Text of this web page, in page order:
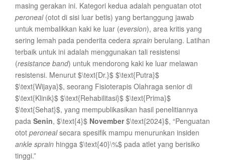
masing gerakan ini. Kategori kedua adalah penguatan otot
peroneal(otot di sisi luar betis) yang bertanggung jawab
untuk membalikkan kaki ke luar (eversion), area kritis yang
sering lemah pada penderita cedera sprain berulang. Latihan
terbaik untuk ini adalah menggunakan tali resistensi
(resistance band) untuk mendorong kaki ke luar melawan
resistensi. Menurut $\text{Dr.}$ $\text{Putra}$
$\text{Wijaya}$, seorang Fisioterapis Olahraga senior di
$\text{Klinik}$ $\text{Rehabilitasi}$ $\text{Prima}$
$\text{Sehat}$, yang mempublikasikan hasil penelitiannya
pada Senin, $\text{4}$ November$\text{2024}$, “Penguatan
otot peronealsecara spesifik mampu menurunkan insiden
ankle sprain hingga $\text{40}\%$ pada atlet yang berisiko
tinggi.”